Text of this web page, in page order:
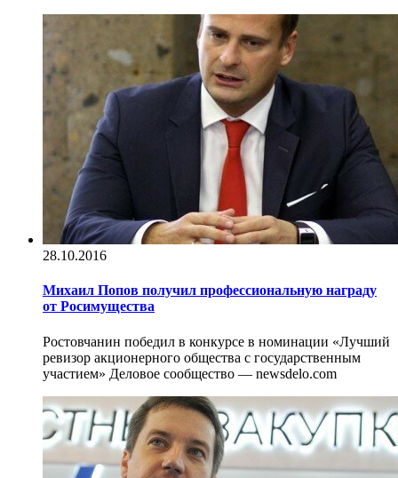
28.10.2016
Михаил Попов получил профессиональную награду
от Росимущества
Ростовчанин победил в конкурсе в номинации «Лучший
ревизор акционерного общества с государственным
участием» Деловое сообщество — newsdelo.com